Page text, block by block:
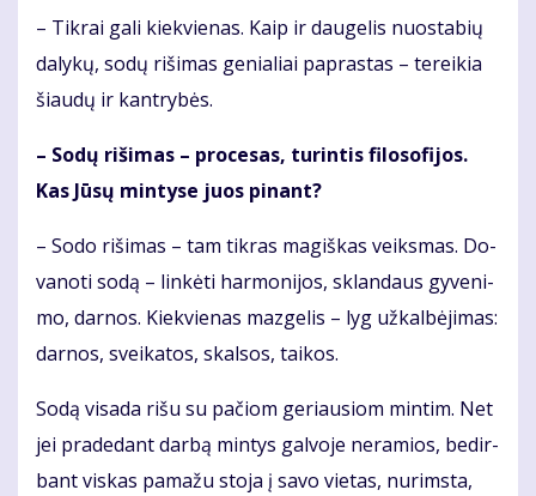
– Tik­rai ga­li kiek­vie­nas. Kaip ir dau­ge­lis nuo­sta­bių
da­ly­kų, so­dų ri­ši­mas ge­nia­liai pa­pras­tas – te­rei­kia
šiau­dų ir kan­try­bės.
– So­dų ri­ši­mas – pro­ce­sas, tu­rin­tis fi­lo­so­fi­jos.
Kas Jū­sų min­ty­se juos pi­nant?
– So­do ri­ši­mas – tam tik­ras ma­giš­kas veiks­mas. Do­
va­no­ti so­dą – lin­kė­ti har­mo­ni­jos, sklan­daus gy­ve­ni­
mo, dar­nos. Kiek­vie­nas maz­ge­lis – lyg už­kal­bė­ji­mas:
dar­nos, svei­ka­tos, skal­sos, tai­kos.
So­dą vi­sa­da ri­šu su pa­čiom ge­riau­siom min­tim. Net
jei pra­de­dant dar­bą min­tys gal­vo­je ne­ra­mios, be­dir­
bant vis­kas pa­ma­žu sto­ja į sa­vo vie­tas, nu­rims­ta,